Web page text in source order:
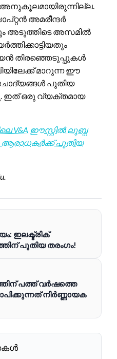
അമരീന്ദർ
അടുത്തിടെ അസമിൽ
തിരഞ്ഞെടുപ്പുകൾ
മാറുന്ന ഈ
പുതിയ
ഇത് ഒരു വ്യക്തമായ
V&A ഈസ്റ്റിൽ ലുബ്ന
ആരാധകർക്ക് പുതിയ
ഇലക്ട്രിക്
പുതിയ തരംഗം!
പത്ത് വർഷത്തെ
നിർണ്ണായക